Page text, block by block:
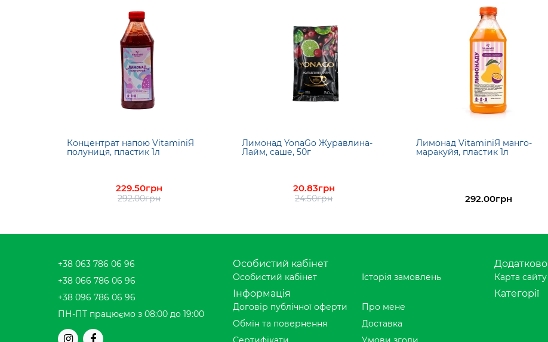
Концентрат напою VitaminiЯ
полуниця, пластик 1л
229.50грн
292.00грн
Лимонад YonaGo Журавлина-
Лайм, саше, 50г
20.83грн
24.50грн
Лимонад VitaminiЯ манго-
маракуйя, пластик 1л
292.00грн
+38 063 786 06 96
+38 066 786 06 96
+38 096 786 06 96
ПН-ПТ працюємо з 08:00 до 19:00
Особистий кабінет
Особистий кабінет Історія замовлень
Додатково
Карта сайту
Інформація
Договір публічної оферти
Обмін та повернення
Про мене
Доставка
Категорії